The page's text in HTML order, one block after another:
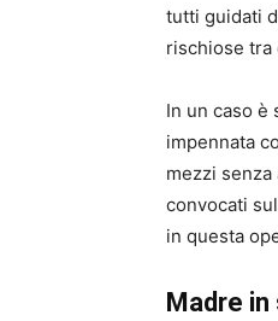
tutti guidati
rischiose tra
In un caso è
impennata
mezzi
convocati
in questa
Madre in